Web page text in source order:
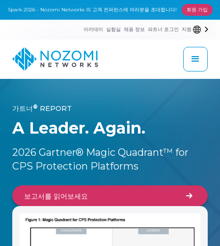
Spark 2026 - Nozomi Networks 의 고객 컨퍼런스에 여러분을 초대합니다! 회원 가입
아카데미 실험실 채용 정보 파트너 로그인 지원
가트너 ® REPORT
A Leader. Again.
2026 Gartner® Magic Quadrant™ for
CPS Protection Platforms
보고서를 읽어보세요